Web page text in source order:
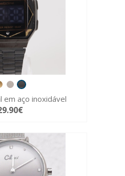
em aço inoxidável